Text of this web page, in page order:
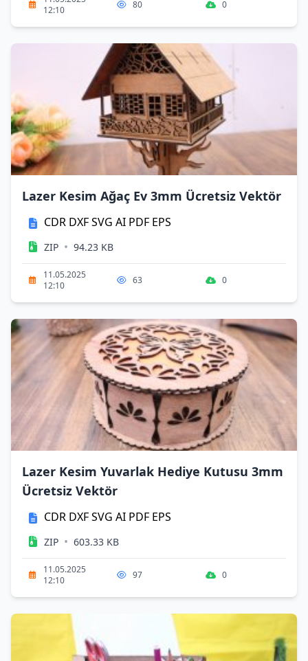
12:10
80 0
Lazer Kesim Ağaç Ev 3mm Ücretsiz Vektör
CDR DXFSVG AI PDF EPS
ZIP • 94.23 KB
11.05.2025
12:10
63 0
Lazer Kesim Yuvarlak Hediye Kutusu 3mm
Ücretsiz Vektör
CDR DXFSVG AI PDF EPS
ZIP • 603.33 KB
11.05.2025
12:10
97 0